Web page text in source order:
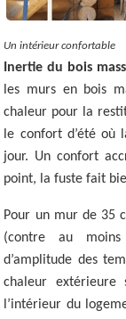
Un intérieur confortable
Inertie du bois
les murs en bois
chaleur pour la
le confort d’été
jour. Un confort
point, la fuste fait
Pour un mur de 35
(contre au
d’amplitude des
chaleur
l’intérieur du